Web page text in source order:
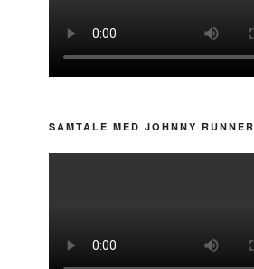
SAMTALE MED JOHNNY RUNNER